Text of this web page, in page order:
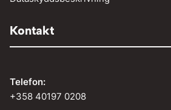
Kontakt
Telefon:
+358 40197 0208